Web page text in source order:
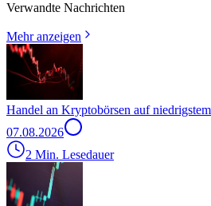
Verwandte Nachrichten
Mehr anzeigen
Handel an Kryptobörsen auf
07.08.2026
2 Min. Lesedauer